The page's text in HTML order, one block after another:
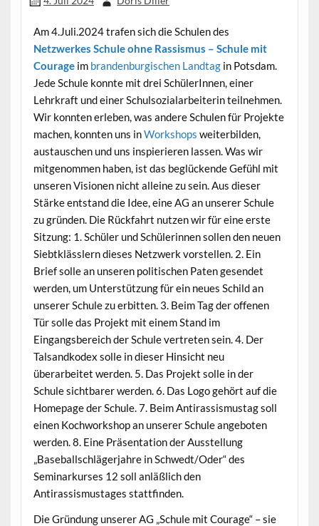
Am 4.Juli.2024 trafen sich die Schulen des
Netzwerkes Schule ohne Rassismus – Schule mit
Courageim brandenburgischen Landtagin Potsdam.
Jede Schule konnte mit drei SchülerInnen, einer
Lehrkraft und einer Schulsozialarbeiterin teilnehmen.
Wir konnten erleben, was andere Schulen für Projekte
machen, konnten uns inWorkshops weiterbilden,
austauschen und uns inspierieren lassen. Was wir
mitgenommen haben, ist das beglückende Gefühl mit
unseren Visionen nicht alleine zu sein. Aus dieser
Stärke entstand die Idee, eine AG an unserer Schule
zu gründen. Die Rückfahrt nutzen wir für eine erste
Sitzung: 1. Schüler und Schülerinnen sollen den neuen
Siebtklässlern dieses Netzwerk vorstellen. 2. Ein
Brief solle an unseren politischen Paten gesendet
werden, um Unterstützung für ein neues Schild an
unserer Schule zu erbitten. 3. Beim Tag der offenen
Tür solle das Projekt mit einem Stand im
Eingangsbereich der Schule vertreten sein. 4. Der
Talsandkodex solle in dieser Hinsicht neu
überarbeitet werden. 5. Das Projekt solle in der
Schule sichtbarer werden. 6. Das Logo gehört auf die
Homepage der Schule. 7. Beim Antirassismustag soll
einen Kochworkshop an unserer Schule angeboten
werden. 8. Eine Präsentation der Ausstellung
„Baseballschlägerjahre in Schwedt/Oder“ des
Seminarkurses 12 soll anläßlich den
Antirassismustages stattfinden.
Die Gründung unserer AG „Schule mit Courage“ – sie